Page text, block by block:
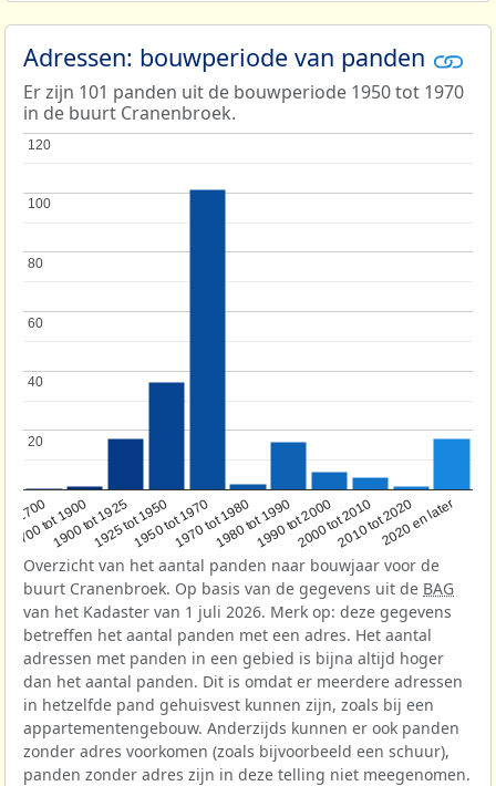
Adressen: bouwperiode van panden
Er zijn 101 panden uit de bouwperiode 1950 tot 1970
in de buurt Cranenbroek.
1700
1700 tot 1900
1900 tot 19251925 tot 19501950 tot 19701970 tot 19801980 tot 19901990 tot 20002000 tot 20102010 tot 20202020 en later
20
20
40
40
60
60
80
80
100
100
120
120
Overzicht van het aantal panden naar bouwjaar voor de
buurt Cranenbroek. Op basis van de gegevens uit de BAG
van het Kadaster van 1 juli 2026. Merk op: deze gegevens
betreffen het aantal panden met een adres. Het aantal
adressen met panden in een gebied is bijna altijd hoger
dan het aantal panden. Dit is omdat er meerdere adressen
in hetzelfde pand gehuisvest kunnen zijn, zoals bij een
appartementengebouw. Anderzijds kunnen er ook panden
zonder adres voorkomen (zoals bijvoorbeeld een schuur),
panden zonder adres zijn in deze telling niet meegenomen.